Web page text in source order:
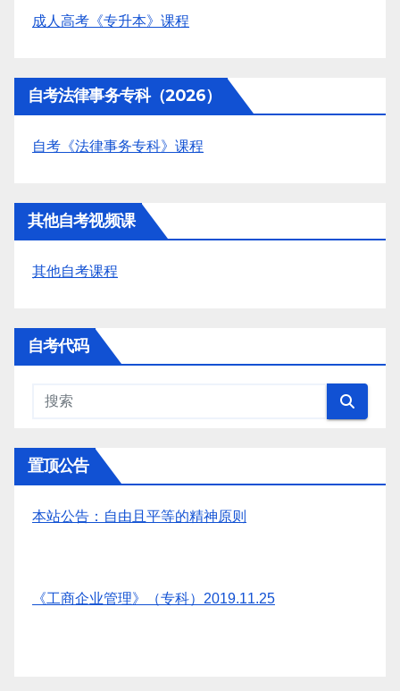
成人高考《专升本》课程
自考法律事务专科（2026）
自考《法律事务专科》课程
其他自考视频课
其他自考课程
自考代码
置顶公告
本站公告：自由且平等的精神原则
《工商企业管理》（专科）2019.11.25